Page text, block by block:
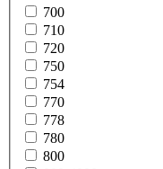
700
710
720
750
754
770
778
780
800